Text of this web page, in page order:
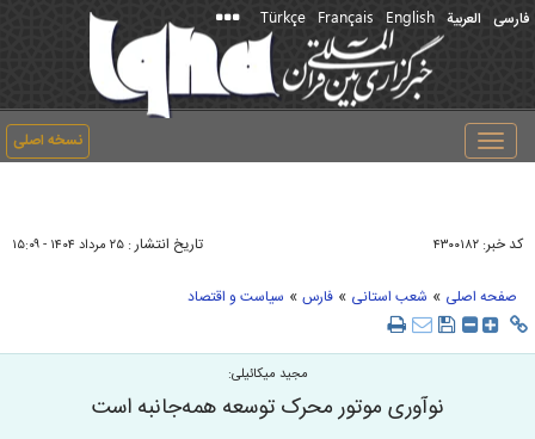
فارسی العربیة English
Français
Türkçe
نسخه اصلی
Toggle
navigation
کد خبر: ۴۳۰۰۱۸۲ تاریخ انتشار : ۲۵ مرداد ۱۴۰۴ - ۱۵:۰۹
صفحه اصلی » شعب استانی » فارس » سیاست و اقتصاد
مجید میکائیلی:
نوآوری موتور محرک توسعه همه‌جانبه است